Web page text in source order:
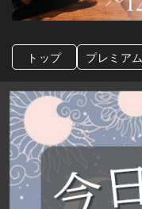
トップ プレミアム